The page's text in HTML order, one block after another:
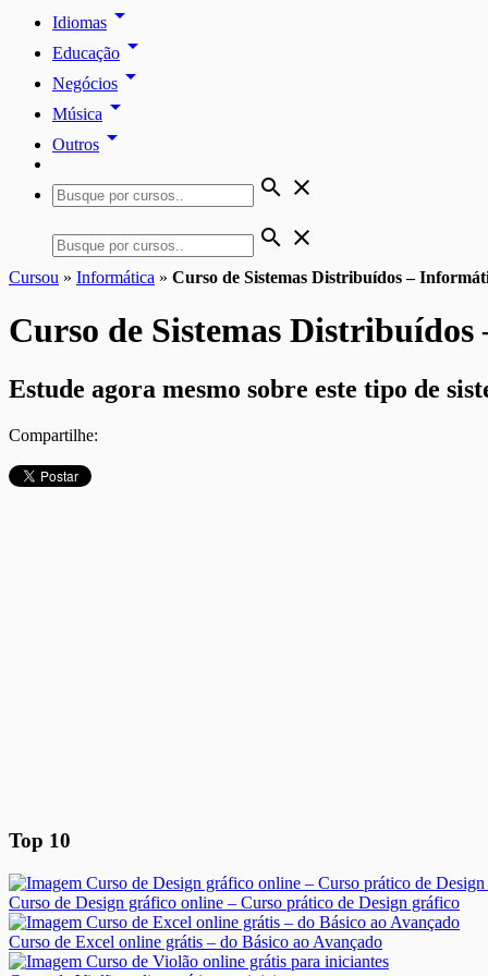
Idiomas arrow_drop_down
Educação arrow_drop_down
Negócios arrow_drop_down
Música arrow_drop_down
Outros arrow_drop_down
search close
search close
Cursou » Informática » Curso de Sistemas Distribuídos –
Curso de Sistemas
Estude agora mesmo sobre este tipo de
Compartilhe:
Top 10
Curso de Design gráfico online – Curso prático de Design gráfico
Curso de Excel online grátis – do Básico ao Avançado